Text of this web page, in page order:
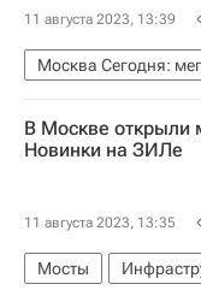
Инфраструктура
11 августа 2023, 13:39
Москва Сегодня:
Москва
Россети
Россети
Комплекс
В Москве открыли
Новинки на ЗИЛе
11 августа 2023, 13:35
Мосты